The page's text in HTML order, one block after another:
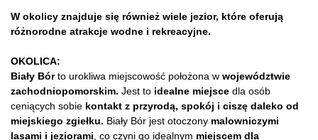
W okolicy znajduje się również wiele jezior, które oferują
różnorodne atrakcje wodne i rekreacyjne.
OKOLICA:
Biały Bórto urokliwa miejscowość położona w województwie
zachodniopomorskim. Jest to idealne miejsce dla osób
ceniących sobie kontakt z przyrodą, spokój i ciszę daleko od
miejskiego zgiełku. Biały Bór jest otoczony malowniczymi
lasami i jeziorami , co czyni go idealnym miejscem dla